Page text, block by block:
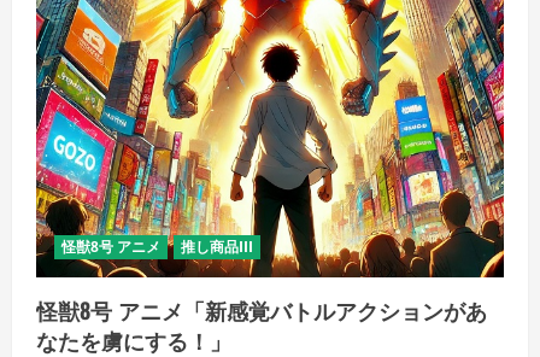
怪獣8号 アニメ 推し商品III
怪獣8号 アニメ「新感覚バトルアクションがあ
なたを虜にする！」